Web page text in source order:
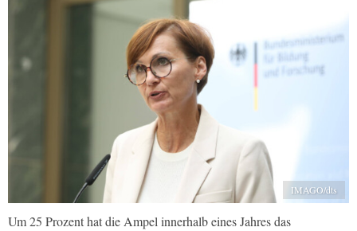
IMAGO/dts
Um 25 Prozent hat die Ampel innerhalb eines Jahres das